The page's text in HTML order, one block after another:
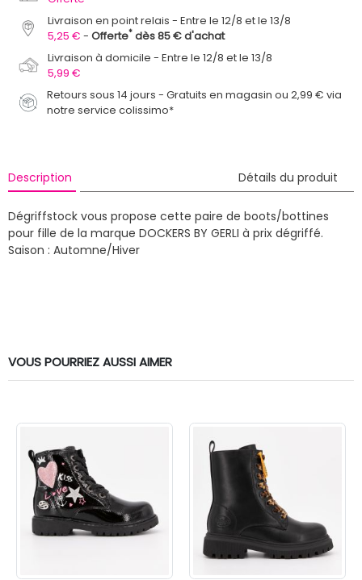
Livraison en point relais
Entre le 12/8 et le 13/8
5,25 €
Offerte* dès 85 € d'achat
Livraison à domicile
Entre le 12/8 et le 13/8
5,99 €
Retours sous 14 jours - Gratuits en magasin ou 2,99 € via
notre service colissimo*
Description Détails du produit
Dégriffstock vous propose cette paire de boots/bottines
pour fille de la marque DOCKERS BY GERLI à prix dégriffé.
Saison : Automne/Hiver
VOUS POURRIEZ AUSSI AIMER